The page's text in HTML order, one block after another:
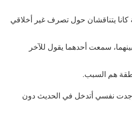
يتناقشان حول تصرف غير أخلاقي
سمعت أحدهما يقول للآخر
هم السبب.
وجدت نفسي أتدخل في الحديث دون